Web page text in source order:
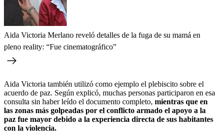
Aida Victoria Merlano reveló detalles de la fuga de su mamá en
pleno reality: “Fue cinematográfico”
Aida Victoria también utilizó como ejemplo el plebiscito sobre el
acuerdo de paz. Según explicó, muchas personas participaron en esa
consulta sin haber leído el documento completo, mientras que en
las zonas más golpeadas por el conflicto armado el apoyo a la
paz fue mayor debido a la experiencia directa de sus habitantes
con la violencia.